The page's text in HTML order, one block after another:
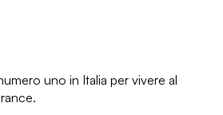
uno in Italia per vivere al